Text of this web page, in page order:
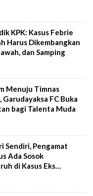
KPK: Kasus Febrie
Harus Dikembangkan
dan Samping
Menuju Timnas
Garudayaksa FC Buka
bagi Talenta Muda
Sendiri, Pengamat
Ada Sosok
di Kasus Eks